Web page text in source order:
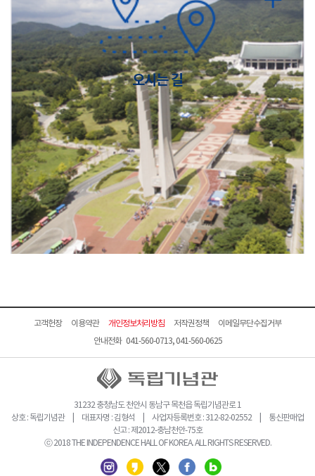
오시는 길
고객헌장 이용약관 개인정보처리방침 저작권정책
이메일무단수집거부
안내전화 041-560-0713, 041-560-0625
31232 충청남도 천안시 동남구 목천읍 독립기념관로 1
상호 : 독립기념관 | 대표자명 : 김형석 | 사업자등록번호 : 312-82-02552 | 통신판매업
신고 : 제2012-충남천안-75호
ⓒ 2018 THE INDEPENDENCE HALL OF KOREA. ALL RIGHTS RESERVED.